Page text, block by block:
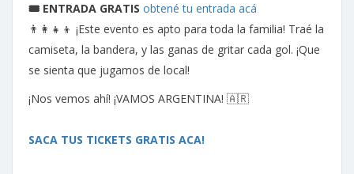
🎟️ ENTRADA GRATIS obtené tu entrada acá
👨‍👩‍👧‍👦 ¡Este evento es apto para toda la familia! Traé la
camiseta, la bandera, y las ganas de gritar cada gol. ¡Que
se sienta que jugamos de local!
¡Nos vemos ahí! ¡VAMOS ARGENTINA! 🇦🇷
SACA TUS TICKETS GRATIS ACA!